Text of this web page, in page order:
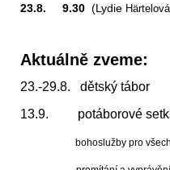
23.8. 9.30 (Lydie
Aktuálně zveme:
23.-29.8. dětský tábor
13.9. potáborové
bohoslužby pro